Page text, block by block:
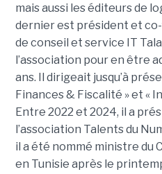
mais aussi les éditeurs de
dernier est président et
de conseil et service IT
l’association pour en être
ans. Il dirigeait jusqu’à
Finances & Fiscalité » et «
Entre 2022 et 2024, il a
l’association Talents du
il a été nommé ministre du
en Tunisie après le